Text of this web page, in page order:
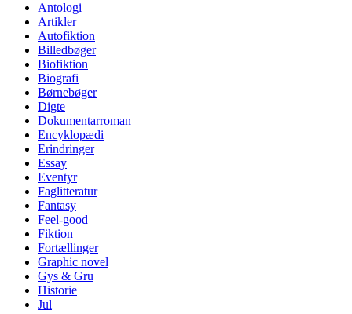
Antologi
Artikler
Autofiktion
Billedbøger
Biofiktion
Biografi
Børnebøger
Digte
Dokumentarroman
Encyklopædi
Erindringer
Essay
Eventyr
Faglitteratur
Fantasy
Feel-good
Fiktion
Fortællinger
Graphic novel
Gys & Gru
Historie
Jul